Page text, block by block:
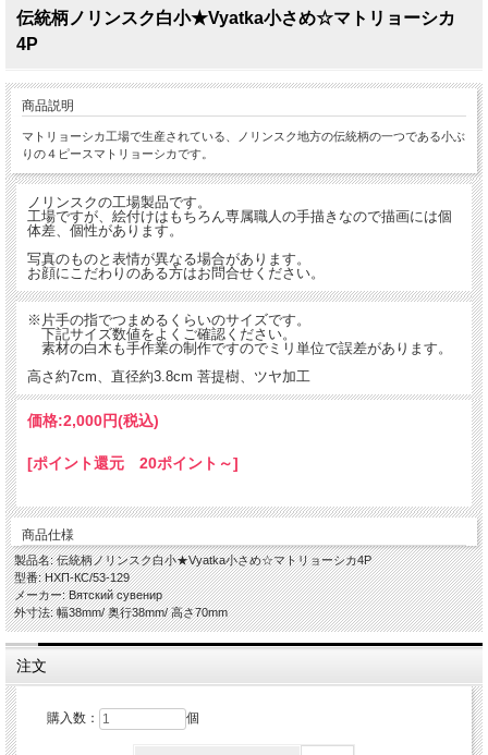
伝統柄ノリンスク白小★Vyatka小さめ☆マトリョーシカ
4P
商品説明
マトリョーシカ工場で生産されている、ノリンスク地方の伝統柄の一つである小ぶ
りの４ピースマトリョーシカです。
ノリンスクの工場製品です。
工場ですが、絵付けはもちろん専属職人の手描きなので描画には個
体差、個性があります。
写真のものと表情が異なる場合があります。
お顔にこだわりのある方はお問合せください。
※片手の指でつまめるくらいのサイズです。
下記サイズ数値をよくご確認ください。
素材の白木も手作業の制作ですのでミリ単位で誤差があります。
高さ約7cm、直径約3.8cm 菩提樹、ツヤ加工
価格:2,000円(税込)
[ポイント還元 20ポイント～]
商品仕様
製品名: 伝統柄ノリンスク白小★Vyatka小さめ☆マトリョーシカ4P
型番: НХП-КС/53-129
メーカー: Вятский сувенир
外寸法: 幅38mm/ 奥行38mm/ 高さ70mm
注文
購入数： 個